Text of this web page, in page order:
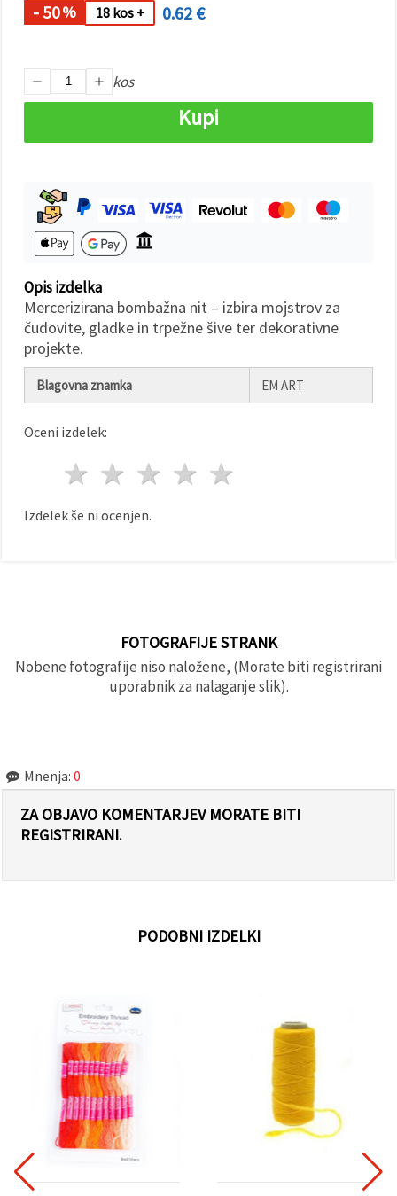
Nastavitve
- 50% 18 kos + 0.62 €
kos
Kupi
Opis izdelka
Mercerizirana bombažna nit – izbira mojstrov za
čudovite, gladke in trpežne šive ter dekorativne
projekte.
Blagovna znamka EM ART
Oceni izdelek:
4 zvezde
3 zvezde
2 zvezde
1 zvezda
Izdelek še ni ocenjen.
FOTOGRAFIJE STRANK
Nobene fotografije niso naložene, (Morate biti registrirani
uporabnik za nalaganje slik).
Mnenja: 0
ZA OBJAVO KOMENTARJEV MORATE BITI
REGISTRIRANI.
PODOBNI IZDELKI